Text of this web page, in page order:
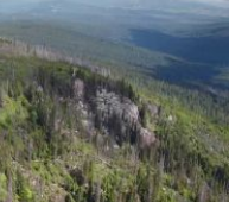
Vydejme se
Beskyd, kde je
tradičnější ráz krajiny